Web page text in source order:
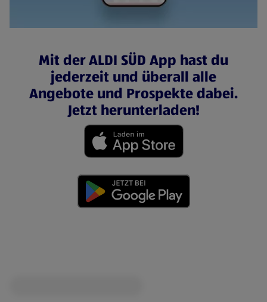
Mit der ALDI SÜD App hast du
jederzeit und überall alle
Angebote und Prospekte dabei.
Jetzt herunterladen!